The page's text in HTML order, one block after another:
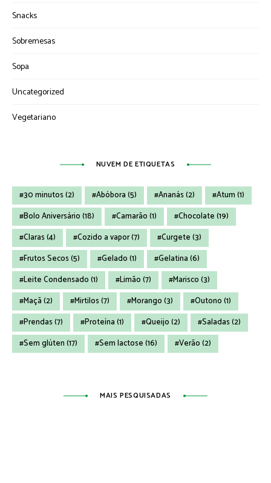
Snacks
Sobremesas
Sopa
Uncategorized
Vegetariano
NUVEM DE ETIQUETAS
30 minutos(2) Abóbora(5) Ananás(2) Atum(1)
Bolo Aniversário(18) Camarão(1) Chocolate(19)
Claras(4) Cozido a vapor(7) Curgete(3)
Frutos Secos(5) Gelado(1) Gelatina(6)
Leite Condensado(1) Limão(7) Marisco(3)
Maçã(2) Mirtilos(7) Morango(3) Outono(1)
Prendas(7) Proteína(1) Queijo(2) Saladas(2)
Sem glúten(17) Sem lactose(16) Verão(2)
MAIS PESQUISADAS